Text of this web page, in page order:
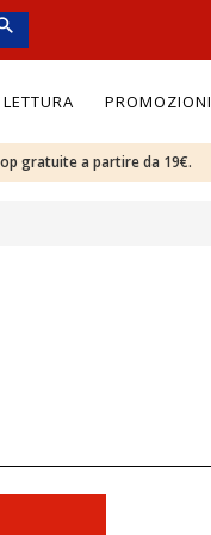
PROMOZIONI
gratuite a partire da 19€.